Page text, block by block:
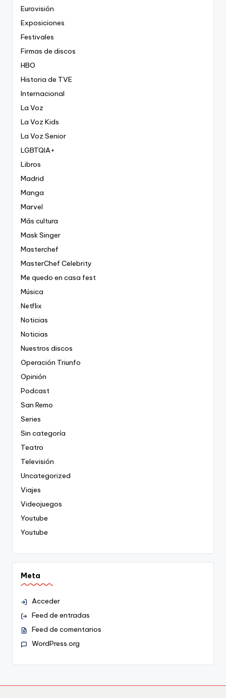
Eurovisión
Exposiciones
Festivales
Firmas de discos
HBO
Historia de TVE
Internacional
La Voz
La Voz Kids
La Voz Senior
LGBTQIA+
Libros
Madrid
Manga
Marvel
Más cultura
Mask Singer
Masterchef
MasterChef Celebrity
Me quedo en casa fest
Música
Netflix
Noticias
Noticias
Nuestros discos
Operación Triunfo
Opinión
Podcast
San Remo
Series
Sin categoría
Teatro
Televisión
Uncategorized
Viajes
Videojuegos
Youtube
Youtube
Meta
Acceder
Feed de entradas
Feed de comentarios
WordPress.org